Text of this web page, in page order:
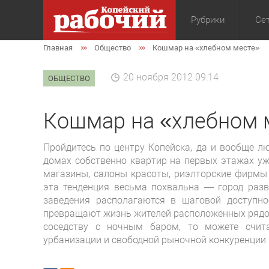
Рубрики
Общество
Главная Общество Кошмар на «хлебном месте»
ОБЩЕСТВО 20 ноября 2012 09:14
Кошмар на «хлебном
Пройдитесь по центру Копейска, да и вообще
домах собственно квартир на первых этажах
магазины, салоны красоты, риэлторские
эта тенденция весьма похвальна — город
заведения располагаются в шаговой
превращают жизнь жителей расположенных
соседству с ночным баром, то можете
урбанизации и свободной рыночной конкуренции